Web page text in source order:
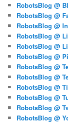
RobotsBlog @
RobotsBlog @
RobotsBlog @
RobotsBlog @
RobotsBlog @
RobotsBlog @
RobotsBlog @
RobotsBlog @
RobotsBlog @
RobotsBlog @
RobotsBlog @
RobotsBlog @